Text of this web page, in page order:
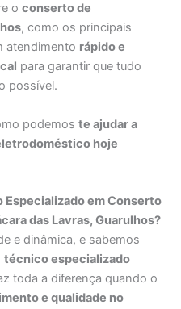
oconserto de
, como os principais
atendimento rápido e
para garantir que tudo
possível.
podemoste ajudar a
hoje
Especializado em Conserto
das Lavras, Guarulhos?
e dinâmica, e sabemos
técnico especializado
toda a diferença quando o
e qualidade no